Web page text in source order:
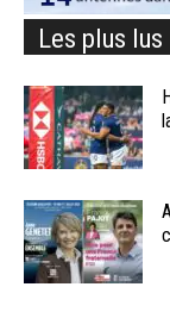
Les plus lus